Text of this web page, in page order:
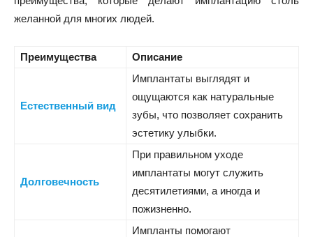
желанной для многих людей.
Преимущества Описание
Естественный вид
Имплантаты выглядят и
ощущаются как натуральные
зубы, что позволяет сохранить
эстетику улыбки.
Долговечность
При правильном уходе
имплантаты могут служить
десятилетиями, а иногда и
пожизненно.
Импланты помогают